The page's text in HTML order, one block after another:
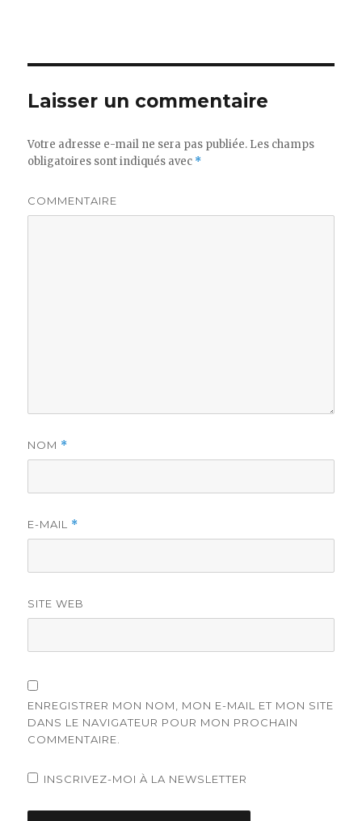
Laisser un commentaire
Votre adresse e-mail ne sera pas publiée. Les champs
obligatoires sont indiqués avec *
COMMENTAIRE
NOM *
E-MAIL *
SITE WEB
ENREGISTRER MON NOM, MON E-MAIL ET MON SITE
DANS LE NAVIGATEUR POUR MON PROCHAIN
COMMENTAIRE.
INSCRIVEZ-MOI À LA NEWSLETTER